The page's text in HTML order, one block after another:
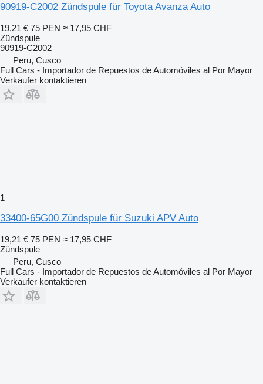
90919-C2002 Zündspule für Toyota Avanza Auto
19,21 € 75 PEN ≈ 17,95 CHF
Zündspule
90919-C2002
Peru, Cusco
Full Cars - Importador de Repuestos de Automóviles al Por Mayor
Verkäufer kontaktieren
1
33400-65G00 Zündspule für Suzuki APV Auto
19,21 € 75 PEN ≈ 17,95 CHF
Zündspule
Peru, Cusco
Full Cars - Importador de Repuestos de Automóviles al Por Mayor
Verkäufer kontaktieren